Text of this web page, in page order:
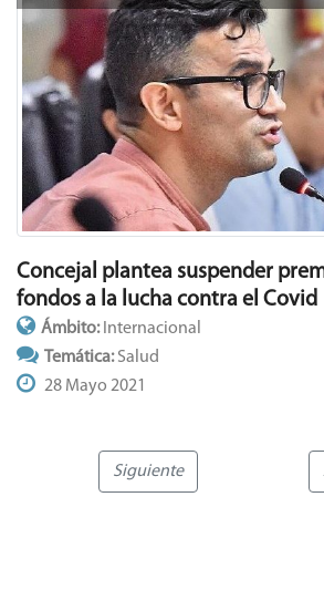
Concejal plantea suspender
fondos a la lucha contra el Covid
Ámbito:Internacional
Temática:Salud
28 Mayo 2021
Siguiente